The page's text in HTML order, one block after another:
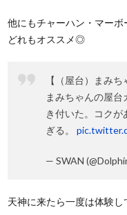
他にもチャーハン・マー
どれもオススメ◎
【（屋台）まみち
まみちゃんの屋
き付いた。コク
ぎる。
— SWAN
天神に来たら一度は体験